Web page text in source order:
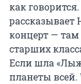
как
рассказывает
концерт — там
старших
Если шла
планеты всей.